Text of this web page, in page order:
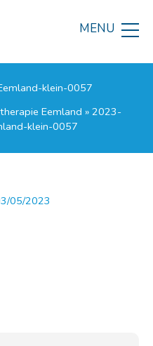
klein-0057
Eemland » 2023-
klein-0057
05/2023
MENU